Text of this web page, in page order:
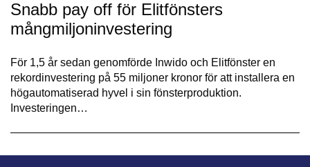
Snabb pay off för Elitfönsters
mångmiljoninvestering
För 1,5 år sedan genomförde Inwido och Elitfönster en
rekordinvestering på 55 miljoner kronor för att installera en
högautomatiserad hyvel i sin fönsterproduktion.
Investeringen…